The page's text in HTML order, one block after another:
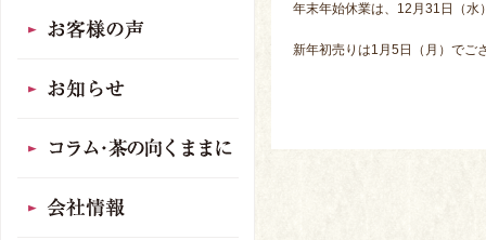
年末年始休業は、12月31日（水
新年初売りは1月5日（月）でご